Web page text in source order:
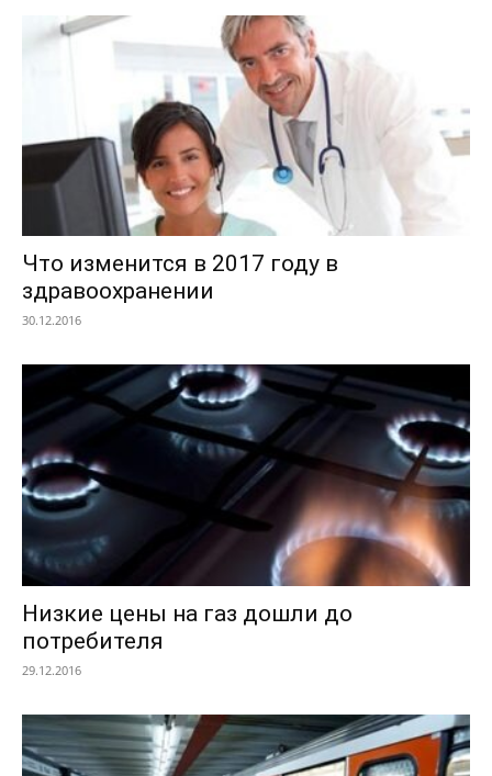
Что изменится в 2017 году в
здравоохранении
30.12.2016
Низкие цены на газ дошли до
потребителя
29.12.2016